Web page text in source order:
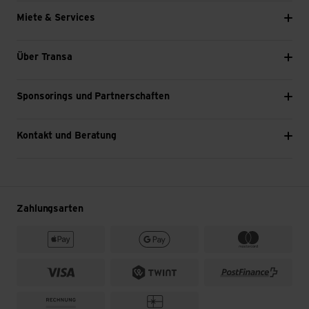
Miete & Services
Über Transa
Sponsorings und Partnerschaften
Kontakt und Beratung
Zahlungsarten